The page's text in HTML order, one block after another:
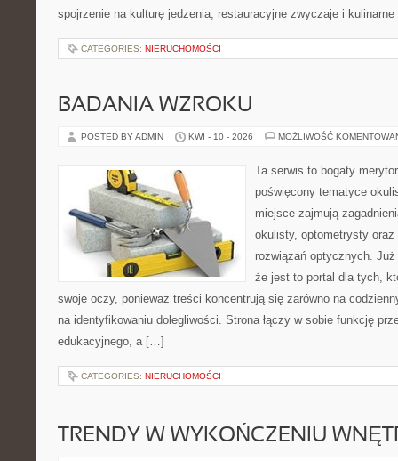
spojrzenie na kulturę jedzenia, restauracyjne zwyczaje i
CATEGORIES: NIERUCHOMOŚCI
BADANIA WZROKU
POSTED BY ADMIN KWI - 10 - 2026 MOŻLIWOŚĆ
Ta serwis to bogaty
poświęcony tematyce
miejsce zajmują
okulisty, optometrysty oraz
rozwiązań optycznych.
że jest to portal dla tych,
swoje oczy, ponieważ treści koncentrują się zarówno na
na identyfikowaniu dolegliwości. Strona łączy w sobie funkcję
edukacyjnego, a […]
CATEGORIES: NIERUCHOMOŚCI
TRENDY W WYKOŃCZENIU